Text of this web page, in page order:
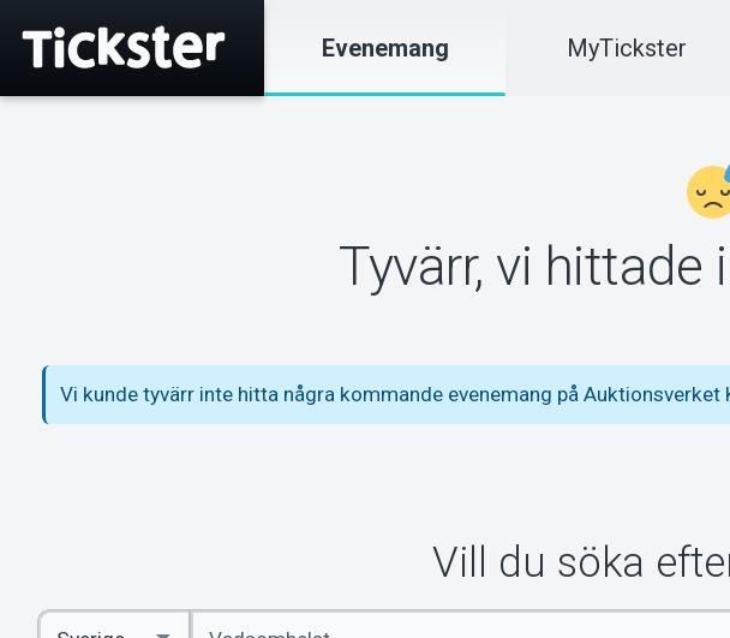
Evenemang MyTickster
Tyvärr, vi hittade
Vi kunde tyvärr inte hitta några kommande evenemang på Auktionsverket
Vill du söka
Ange
Select